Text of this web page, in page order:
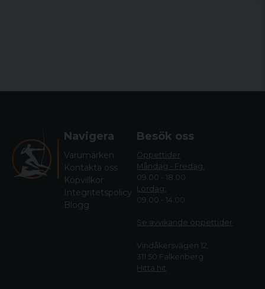
SPECIFIKATION
Bas / Passar till typ av
bas
Picatinny 20 MOA
Piplängd 559 mm
Carbon Steel
Accutrigger
Navigera
Varumärken
Kontakta oss
Köpvillkor
Integritetspolicy
Blogg
Besök oss
Öppettider
Måndag - Fredag:
09.00 - 18.00
Lördag:
09.00 - 14.00
Se avvikande öppettider
Vindåkersvägen 12,
311 50 Falkenberg
Hitta hit